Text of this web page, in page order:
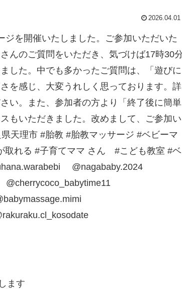
2026.04.01
ます